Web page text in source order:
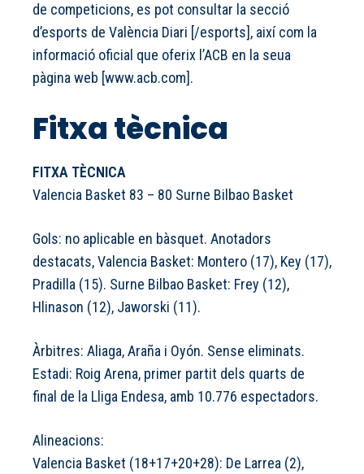
de competicions, es pot consultar la secció
d’esports de València Diari [/esports], així com la
informació oficial que oferix l’ACB en la seua
pàgina web [www.acb.com].
Fitxa tècnica
FITXA TÈCNICA
Valencia Basket 83 – 80 Surne Bilbao Basket
Gols: no aplicable en bàsquet. Anotadors
destacats, Valencia Basket: Montero (17), Key (17),
Pradilla (15). Surne Bilbao Basket: Frey (12),
Hlinason (12), Jaworski (11).
Àrbitres: Aliaga, Araña i Oyón. Sense eliminats.
Estadi: Roig Arena, primer partit dels quarts de
final de la Lliga Endesa, amb 10.776 espectadors.
Alineacions:
Valencia Basket (18+17+20+28): De Larrea (2),